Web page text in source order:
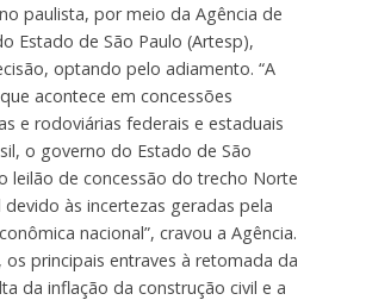
paulista, por meio da Agência de
Estado de São Paulo (Artesp),
optando pelo adiamento. “A
acontece em concessões
e rodoviárias federais e estaduais
o governo do Estado de São
leilão de concessão do trecho Norte
às incertezas geradas pela
nacional”, cravou a Agência.
os principais entraves à retomada da
da inflação da construção civil e a